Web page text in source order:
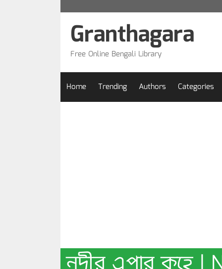
Granthagara
Free Online Bengali Library
Home Trending Authors Categories